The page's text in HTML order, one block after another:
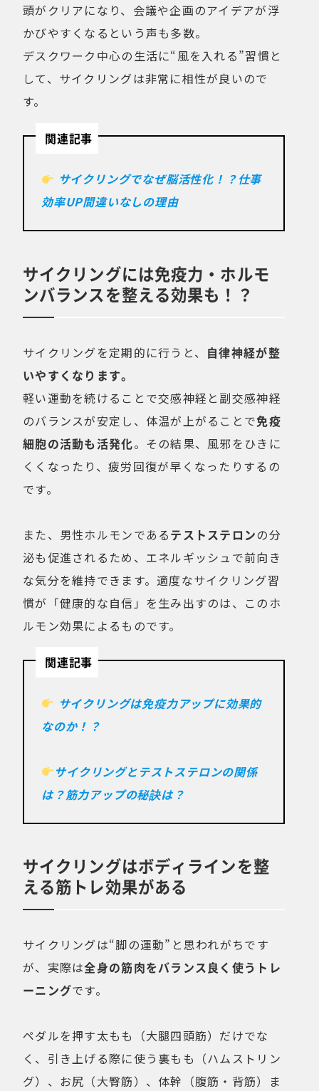
頭がクリアになり、会議や企画のアイデアが浮
かびやすくなるという声も多数。
デスクワーク中心の生活に“風を入れる”習慣と
して、サイクリングは非常に相性が良いので
す。
関連記事
サイクリングでなぜ脳活性化！？仕事
効率UP間違いなしの理由
サイクリングには免疫力・ホルモ
ンバランスを整える効果も！？
サイクリングを定期的に行うと、 自律神経が整
いやすくなります。
軽い運動を続けることで交感神経と副交感神経
のバランスが安定し、体温が上がることで免疫
細胞の活動も活発化。その結果、風邪をひきに
くくなったり、疲労回復が早くなったりするの
です。
また、男性ホルモンであるテストステロンの分
泌も促進されるため、エネルギッシュで前向き
な気分を維持できます。適度なサイクリング習
慣が「健康的な自信」を生み出すのは、このホ
ルモン効果によるものです。
関連記事
サイクリングは免疫力アップに効果的
なのか！？
サイクリングとテストステロンの関係
は？筋力アップの秘訣は？
サイクリングはボディラインを整
える筋トレ効果がある
サイクリングは“脚の運動”と思われがちです
が、実際は全身の筋肉をバランス良く使うトレ
ーニングです。
ペダルを押す太もも（大腿四頭筋）だけでな
く、引き上げる際に使う裏もも（ハムストリン
グ）、お尻（大臀筋）、体幹（腹筋・背筋）ま